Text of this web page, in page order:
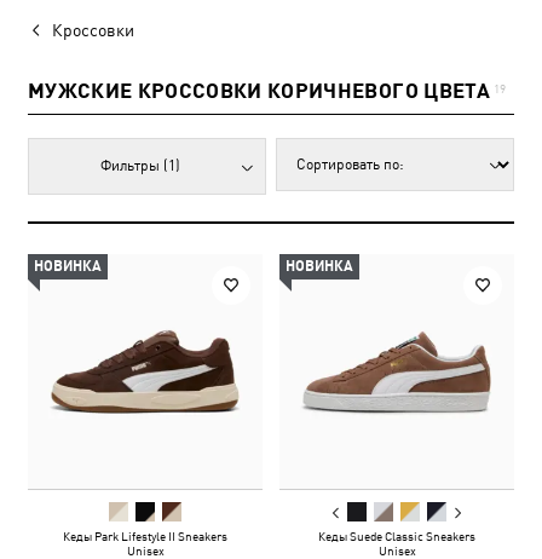
Кроссовки
МУЖСКИЕ КРОССОВКИ КОРИЧНЕВОГО ЦВЕТА 19
Фильтры (1)
НОВИНКА
Кеды Park Lifestyle II Sneakers
Unisex
НОВИНКА
Кеды Suede Classic Sneakers
Unisex